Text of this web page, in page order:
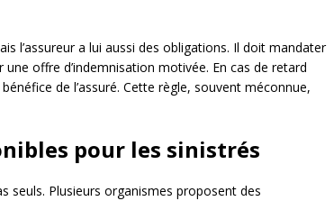
l’assureur a lui aussi des obligations. Il doit mandater
offre d’indemnisation motivée. En cas de retard
de l’assuré. Cette règle, souvent méconnue,
pour les sinistrés
seuls. Plusieurs organismes proposent des